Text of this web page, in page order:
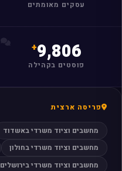
עסקים מאומתים
9,806
פוסטים בקהילה
פריסה ארצית
מחשבים וציוד משרדי באשדוד
מחשבים וציוד משרדי בחולון
מחשבים וציוד משרדי בירושלים